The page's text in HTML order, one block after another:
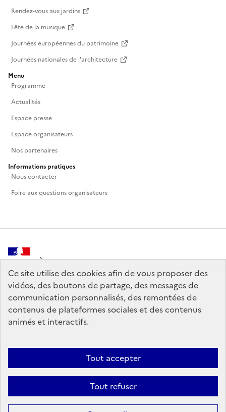
Ce site utilise des cookies afin de vous proposer des
vidéos, des boutons de partage, des messages de
communication personnalisés, des remontées de
contenus de plateformes sociales et des contenus
animés et interactifs.
Tout accepter
Tout refuser
Rendez-vous aux jardins
Fête de la musique
Journées européennes du patrimoine
Journées nationales de l'architecture
Menu
Programme
Actualités
Espace presse
Espace organisateurs
Nos partenaires
Informations pratiques
Nous contacter
Foire aux questions organisateurs
MINISTÈRE
DE LA CULTURE
legifrance.gouv.fr
service-public.gouv.fr
data.gouv.fr
Sauf mention contraire, tous les contenus de ce site sont sous